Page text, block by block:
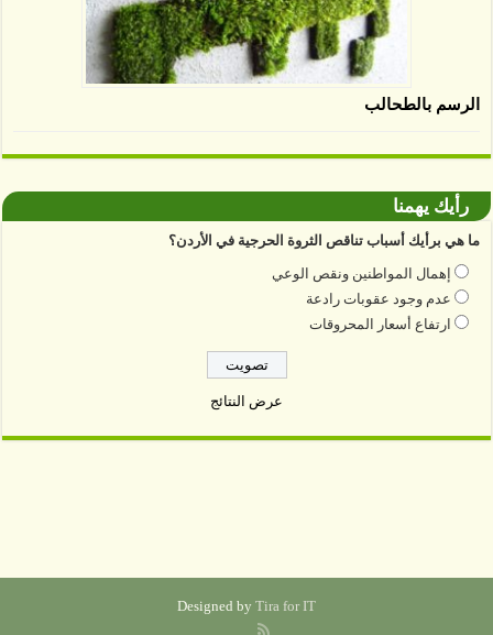
الرسم بالطحالب
رأيك يهمنا
ما هي برأيك أسباب تناقص الثروة الحرجية في الأردن؟
إهمال المواطنين ونقص الوعي
عدم وجود عقوبات رادعة
ارتفاع أسعار المحروقات
عرض النتائج
Designed by Tira for IT